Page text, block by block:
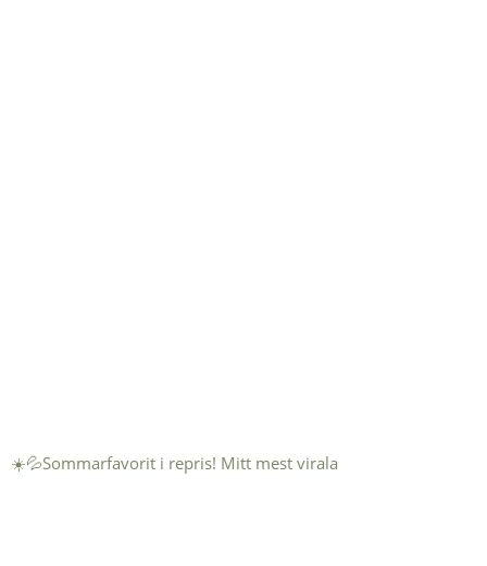
☀️💦Sommarfavorit i repris! Mitt mest virala